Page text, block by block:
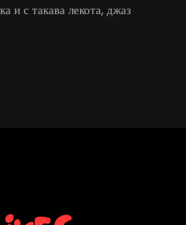
и с такава лекота, джаз